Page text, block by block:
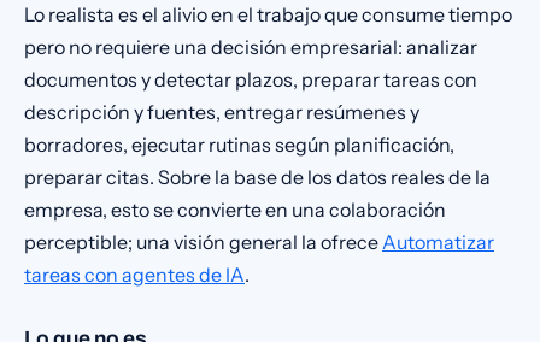
Lo realista es el alivio en el trabajo que consume tiempo
pero no requiere una decisión empresarial: analizar
documentos y detectar plazos, preparar tareas con
descripción y fuentes, entregar resúmenes y
borradores, ejecutar rutinas según planificación,
preparar citas. Sobre la base de los datos reales de la
empresa, esto se convierte en una colaboración
perceptible; una visión general la ofrece Automatizar
tareas con agentes de IA.